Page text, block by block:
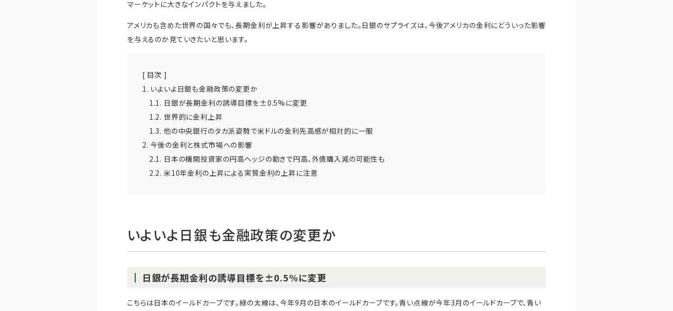
マーケットに大きなインパクトを与えました。
アメリカも含めた世界の国々でも、長期金利が上昇する影響がありました。日銀のサプライズは、今後アメリカの金利にどういった影響
を与えるのか見ていきたいと思います。
[ 目次 ]
1. いよいよ日銀も金融政策の変更か
1.1. 日銀が長期金利の誘導目標を±0.5%に変更
1.2. 世界的に金利上昇
1.3. 他の中央銀行のタカ派姿勢で米ドルの金利先高感が相対的に一服
2. 今後の金利と株式市場への影響
2.1. 日本の機関投資家の円高ヘッジの動きで円高、外債購入減の可能性も
2.2. 米10年金利の上昇による実質金利の上昇に注意
いよいよ日銀も金融政策の変更か
日銀が長期金利の誘導目標を±0.5%に変更
こちらは日本のイールドカーブです。緑の太線は、今年9月の日本のイールドカーブです。青い点線が今年3月のイールドカーブで、青い